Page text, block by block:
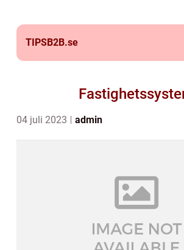
TIPSB2B.se
04 juli 2023 admin